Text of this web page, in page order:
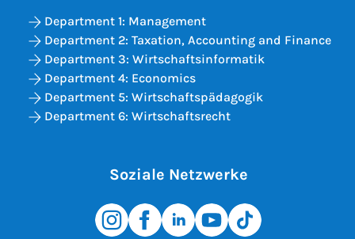
Department 1: Management
Department 2: Taxation, Accounting and Finance
Department 3: Wirtschaftsinformatik
Department 4: Economics
Department 5: Wirtschaftspädagogik
Department 6: Wirtschaftsrecht
Soziale Netzwerke